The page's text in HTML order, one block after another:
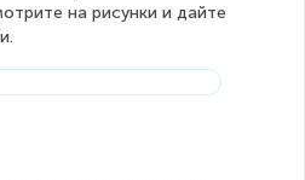
на рисунки и дайте